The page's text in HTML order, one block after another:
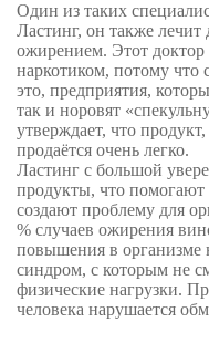
Один из таких
Ластинг, он также лечит
ожирением. Этот доктор
наркотиком, потому что
это, предприятия,
так и норовят
утверждает, что
продаётся очень легко.
Ластинг с большой
продукты, что помогают
создают проблему для
% случаев ожирения
повышения в организме
синдром, с которым не
физические нагрузки.
человека нарушается